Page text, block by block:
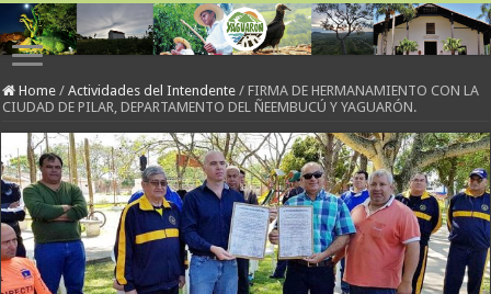
Home / Actividades del Intendente / FIRMA DE HERMANAMIENTO CON LA
CIUDAD DE PILAR, DEPARTAMENTO DEL ÑEEMBUCÚ Y YAGUARÓN.